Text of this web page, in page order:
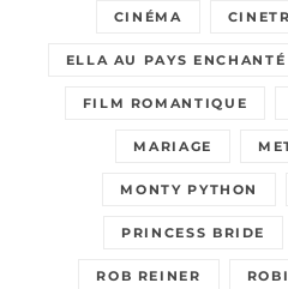
CINÉMA
ELLA AU PAYS ENCHANTÉ
FILM ROMANTIQUE
MARIAGE
MONTY PYTHON
PRINCESS BRIDE
ROB REINER